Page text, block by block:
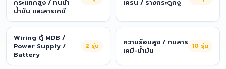
กระแทกสูง / ทนน้ำ
น้ำมัน และสารเคมี
เครน / รางกระดูกงู
Wiring ตู้ MDB /
Power Supply /
Battery
2 รุ่น
ความร้อนสูง / ทนสาร
เคมี-น้ำมัน
10 รุ่น